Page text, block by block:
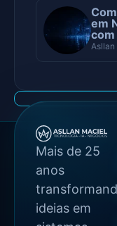
em
com
Mais de 25
anos
ideias em